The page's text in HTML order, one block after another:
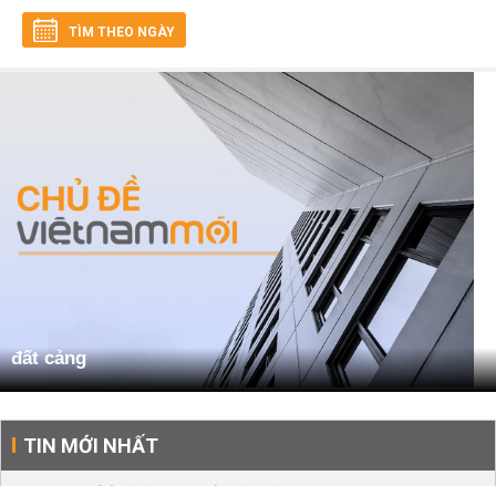
TÌM THEO NGÀY
đất cảng
TIN MỚI NHẤT